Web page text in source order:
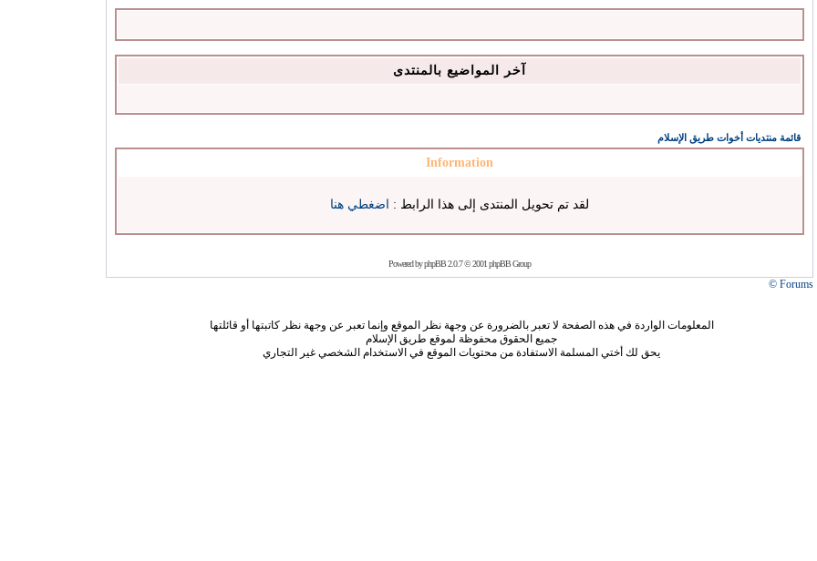
آخر المواضيع بالمنتدى
قائمة منتديات أخوات طريق الإسلام
Information
لقد تم تحويل المنتدى إلى هذا الرابط : اضغطي هنا
Powered byphpBB2.0.7 © 2001 phpBB Group
Forums ©
المعلومات الواردة في هذه الصفحة لا تعبر بالضرورة عن وجهة نظر الموقع وإنما تعبر عن وجهة نظر كاتبتها أو قائلتها
جميع الحقوق محفوظة لموقع طريق الإسلام
يحق لك أختي المسلمة الاستفادة من محتويات الموقع في الاستخدام الشخصي غير التجاري